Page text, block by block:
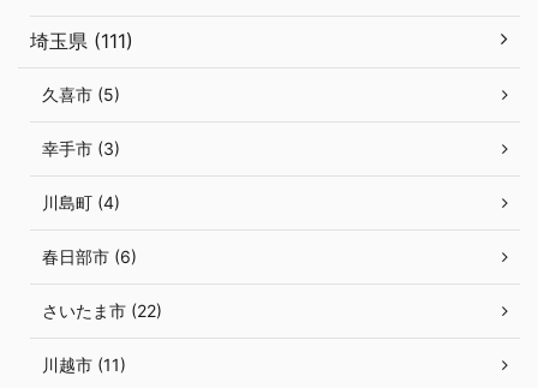
埼玉県 (111)
久喜市 (5)
幸手市 (3)
川島町 (4)
春日部市 (6)
さいたま市 (22)
川越市 (11)